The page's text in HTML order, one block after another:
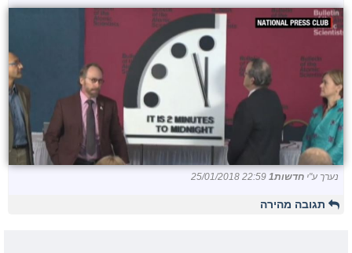
נערך ע"י חדשות1 25/01/2018 22:59
תגובה מהירה